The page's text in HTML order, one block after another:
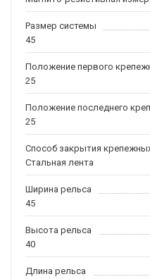
Размер системы
45
Положение первого
25
Положение последнего
25
Способ закрытия
Стальная лента
Ширина рельса
45
Высота рельса
40
Длина рельса